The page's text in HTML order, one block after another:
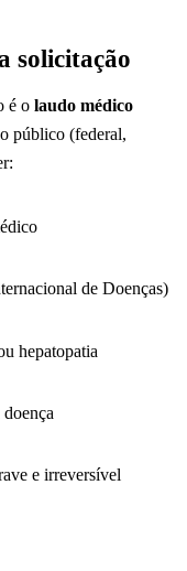
solicitação
é o laudo médico
público (federal,
de Doenças)
hepatopatia
e irreversível